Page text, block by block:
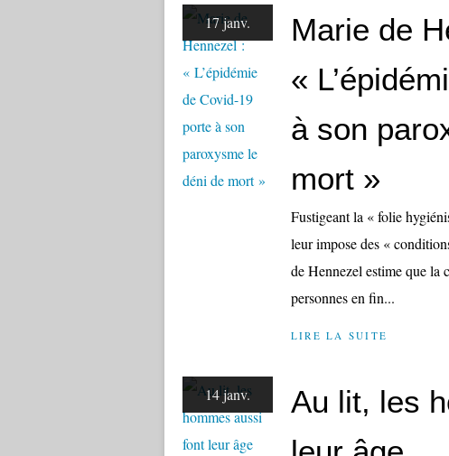
17 janv.
Marie de
«
à son
mort »
Fustigeant la « folie
leur impose des «
de Hennezel estime que la
personnes en fin...
LIRE LA SUITE
14 janv.
Au lit, les